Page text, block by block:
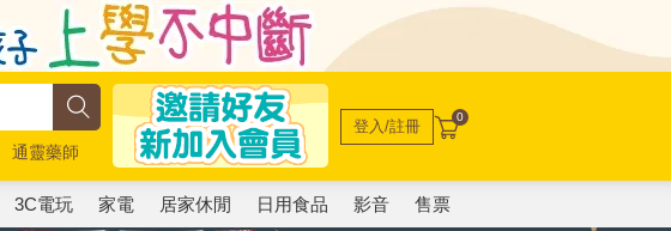
通靈藥師
登入/註冊 0
3C電玩 家電 居家休閒 日用食品 影音 售票